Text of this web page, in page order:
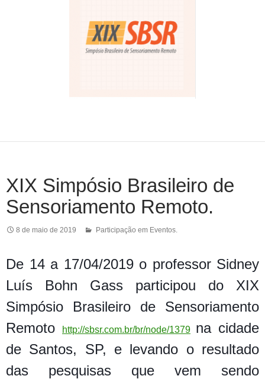
XIX Simpósio Brasileiro de
Sensoriamento Remoto.
8 de maio de 2019 Participação em Eventos.
De 14 a 17/04/2019 o professor Sidney
Luís Bohn Gass participou do XIX
Simpósio Brasileiro de Sensoriamento
Remoto
http://sbsr.com.br/br/node/1379 na cidade
de Santos, SP, e levando o resultado
das pesquisas que vem sendo